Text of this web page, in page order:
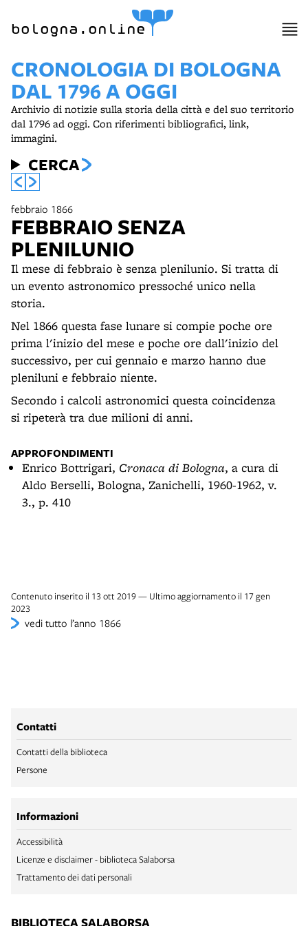
bologna.online
CRONOLOGIA DI BOLOGNA
DAL 1796 A OGGI
Archivio di notizie sulla storia della città e del suo territorio
dal 1796 ad oggi. Con riferimenti bibliografici, link,
immagini.
CERCA
febbraio 1866
FEBBRAIO SENZA
PLENILUNIO
Il mese di febbraio è senza plenilunio. Si tratta di
un evento astronomico pressoché unico nella
storia.
Nel 1866 questa fase lunare si compie poche ore
prima l'inizio del mese e poche ore dall'inizio del
successivo, per cui gennaio e marzo hanno due
pleniluni e febbraio niente.
Secondo i calcoli astronomici questa coincidenza
si ripeterà tra due milioni di anni.
APPROFONDIMENTI
Enrico Bottrigari, Cronaca di Bologna, a cura di
Aldo Berselli, Bologna, Zanichelli, 1960-1962, v.
3., p. 410
Contenuto inserito il 13 ott 2019 — Ultimo aggiornamento il 17 gen
2023
vedi tutto l’anno 1866
Contatti
Contatti della biblioteca
Persone
Informazioni
Accessibilità
Licenze e disclaimer - biblioteca Salaborsa
Trattamento dei dati personali
BIBLIOTECA SALABORSA